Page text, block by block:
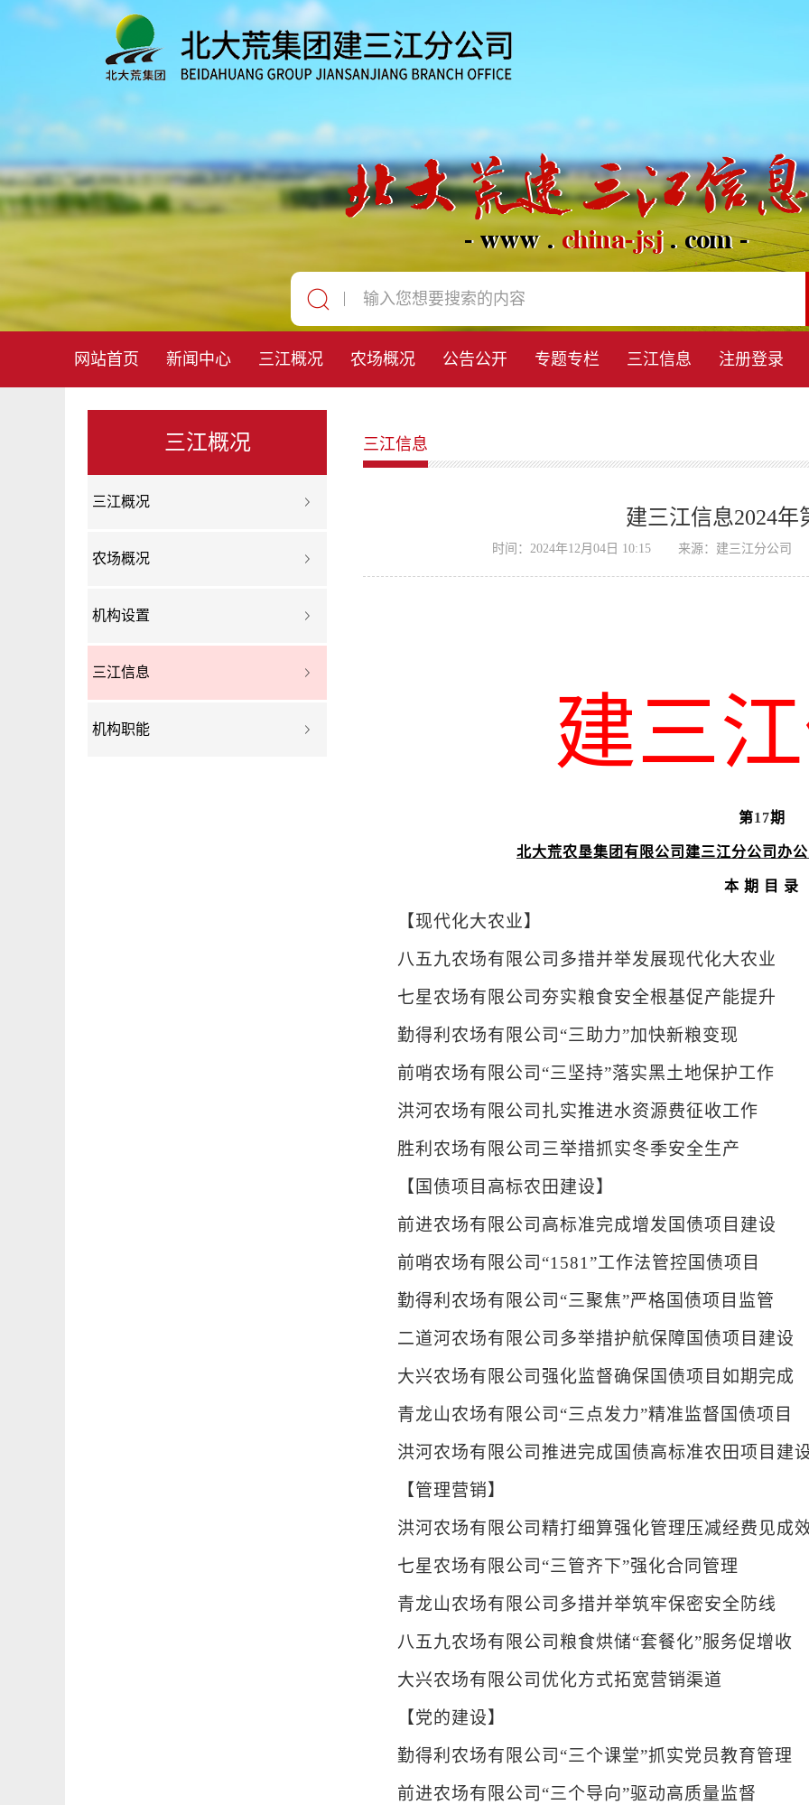
网站首页 新闻中心 三江概况 农场概况 公告公开 专题专栏 三江信息 注册登录
三江概况
三江概况
农场概况
机构设置
三江信息
机构职能
三江信息
建三江信息2024年
时间：2024年12月04日 10:15 来源：建三江分公司
建三
第17期
北大荒农垦集团有限公司建三江分公
本 期 目 录
【现代化大农业】
八五九农场有限公司多措并举发展现代化大农业
七星农场有限公司夯实粮食安全根基促产能提升
勤得利农场有限公司“三助力”加快新粮变现
前哨农场有限公司“三坚持”落实黑土地保护工作
洪河农场有限公司扎实推进水资源费征收工作
胜利农场有限公司三举措抓实冬季安全生产
【国债项目高标农田建设】
前进农场有限公司高标准完成增发国债项目建设
前哨农场有限公司“1581”工作法管控国债项目
勤得利农场有限公司“三聚焦”严格国债项目监管
二道河农场有限公司多举措护航保障国债项目建设
大兴农场有限公司强化监督确保国债项目如期完成
青龙山农场有限公司“三点发力”精准监督国债项目
洪河农场有限公司推进完成国债高标准农田项目建
【管理营销】
洪河农场有限公司精打细算强化管理压减经费见成
七星农场有限公司“三管齐下”强化合同管理
青龙山农场有限公司多措并举筑牢保密安全防线
八五九农场有限公司粮食烘储“套餐化”服务促增收
大兴农场有限公司优化方式拓宽营销渠道
【党的建设】
勤得利农场有限公司“三个课堂”抓实党员教育管理
前进农场有限公司“三个导向”驱动高质量监督